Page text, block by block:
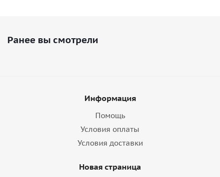
Ранее вы смотрели
Информация
Помощь
Условия оплаты
Условия доставки
Новая страница